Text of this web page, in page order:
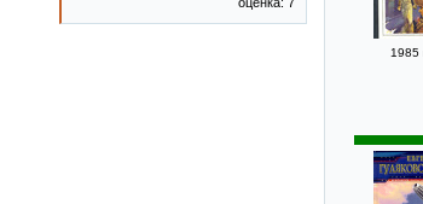
1985